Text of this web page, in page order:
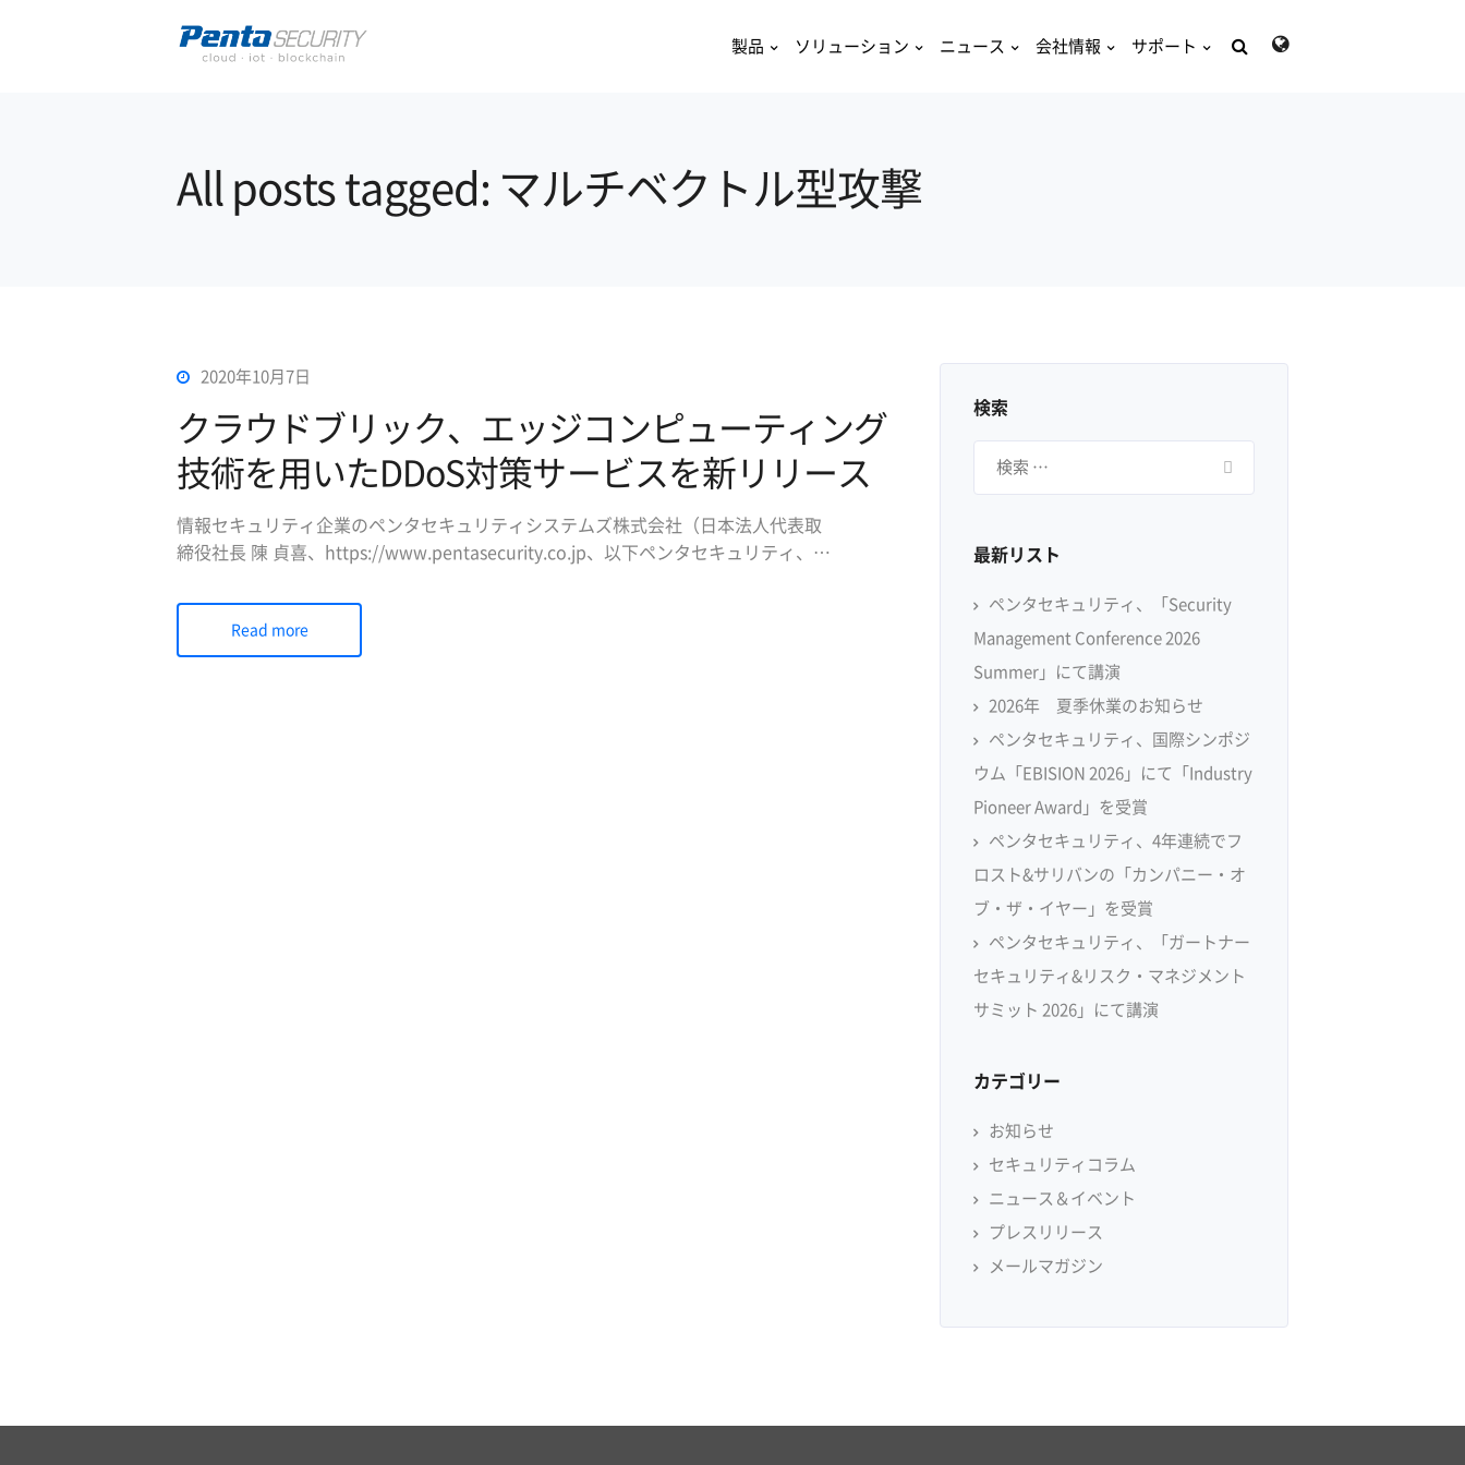
製品 ソリューション ニュース 会社情報 サポート
All posts tagged: マルチベクトル型攻撃
2020年10月7日
クラウドブリック、エッジコンピューティング
技術を用いたDDoS対策サービスを新リリース
情報セキュリティ企業のペンタセキュリティシステムズ株式会社（日本法人代表取
締役社長 陳 貞喜、https://www.pentasecurity.co.jp、以下ペンタセキュリティ、韓
（Cloudbric、サービスサイト：https://w […]
Read more
検索
最新リスト
ペンタセキュリティ、「Security
Management Conference 2026
Summer」にて講演
2026年 夏季休業のお知らせ
ペンタセキュリティ、国際シンポジ
ウム「EBISION 2026」にて「Industry
Pioneer Award」を受賞
ペンタセキュリティ、4年連続でフ
ロスト&サリバンの「カンパニー・オ
ブ・ザ・イヤー」を受賞
ペンタセキュリティ、「ガートナー
セキュリティ&リスク・マネジメント
サミット 2026」にて講演
カテゴリー
お知らせ
セキュリティコラム
ニュース＆イベント
プレスリリース
メールマガジン